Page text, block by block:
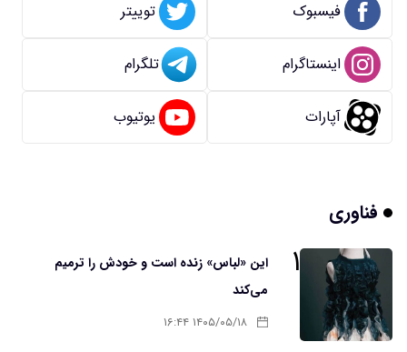
فیسبوک توییتر
اینستاگرام تلگرام
آپارات یوتیوب
فناوری
۱
این «لباس» زنده است و خودش را ترمیم
می‌کند
۱۴۰۵/۰۵/۱۸ ۱۶:۴۴